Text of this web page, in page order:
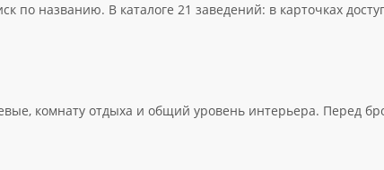
по названию. В каталоге 21 заведений: в карточках
комнату отдыха и общий уровень интерьера. Перед